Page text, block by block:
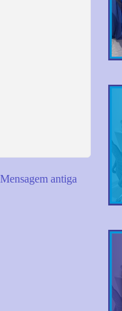
Mensagem antiga